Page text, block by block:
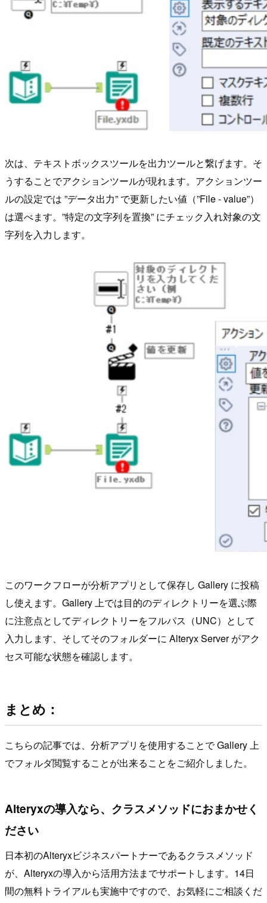
次は、テキストボックスツールを出力ツールと繋げます。そ
うすることでアクションツールが現れます。アクションツー
ルの設定では ”データ出力” で更新したい値（”File - value”）
は選べます。”特定の文字列を置換” にチェック入れ対象の文
字列を入力します。
このワークフローが分析アプリとして保存し Gallery に投稿
し使えます。Gallery 上では目的のディレクトリーを選ぶ際
に注意点としてディレクトリーをフルパス（UNC）として
入力します、そしてそのフォルダーに Alteryx Server がアク
セス可能な状態を確認します。
まとめ：
こちらの記事では、分析アプリを使用することで Gallery 上
でフォルダ閲覧することが出来ることをご紹介しました。
Alteryxの導入なら、クラスメソッドにおまかせく
ださい
日本初のAlteryxビジネスパートナーであるクラスメソッド
が、Alteryxの導入から活用方法までサポートします。14日
間の無料トライアルも実施中ですので、お気軽にご相談くだ